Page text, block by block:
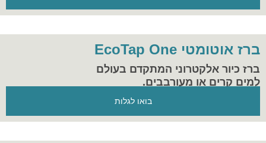
ברז אוטומטי EcoTap One
ברז כיור אלקטרוני המתקדם בעולם
למים קרים או מעורבבים.
הפתרון המושלם להיגיינה וחסכון במים
בואו לגלות